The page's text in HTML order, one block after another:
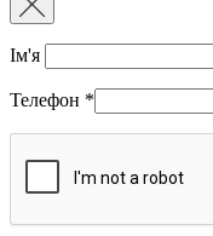
Ім'я
Телефон *